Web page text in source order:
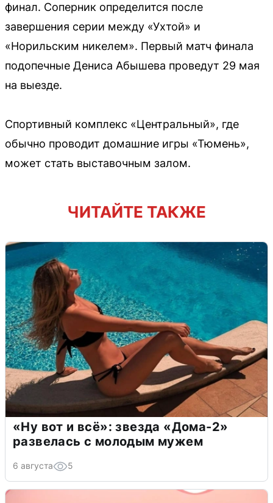
финал. Соперник определится после
завершения серии между «Ухтой» и
«Норильским никелем». Первый матч финала
подопечные Дениса Абышева проведут 29 мая
на выезде.
Спортивный комплекс «Центральный», где
обычно проводит домашние игры «Тюмень»,
может стать выставочным залом.
ЧИТАЙТЕ ТАКЖЕ
«Ну вот и всё»: звезда «Дома-2»
развелась с молодым мужем
6 августа 5